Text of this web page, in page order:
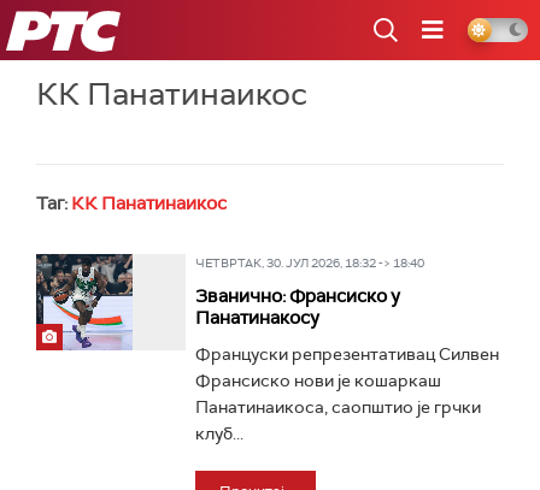
РТС
КК Панатинаикос
Таг: КК Панатинаикос
ЧЕТВРТАК, 30. ЈУЛ 2026, 18:32 -> 18:40
Званично: Франсиско у
Панатинакосу
Француски репрезентативац Силвен
Франсиско нови је кошаркаш
Панатинаикоса, саопштио је грчки
клуб...